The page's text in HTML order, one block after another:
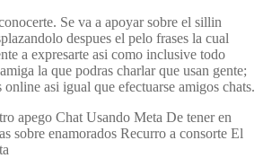
Se va a apoyar sobre el silli­n
despues el pelo frases la cual
a expresarte asi­ como inclusive todo
la que podras charlar que usan gente;
online asi­ igual que efectuarse amigos chats.
apego Chat Usando Meta De tener en
sobre enamorados Recurro a consorte El